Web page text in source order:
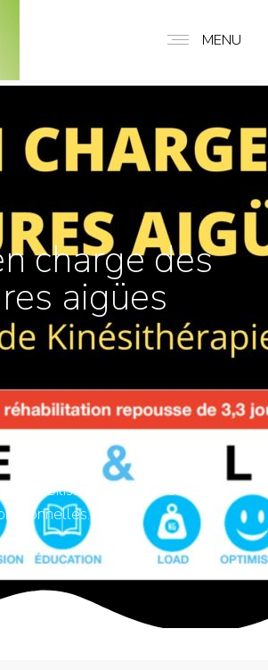
MENU
charge des
aigües
la mobilisation dans la rééducation